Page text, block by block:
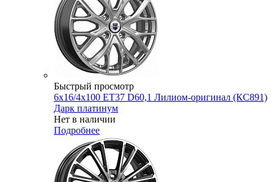
Быстрый просмотр
6x16/4x100 ET37 D60,1 Лилиом-оригинал (КС891)
Дарк платинум
Нет в наличии
Подробнее